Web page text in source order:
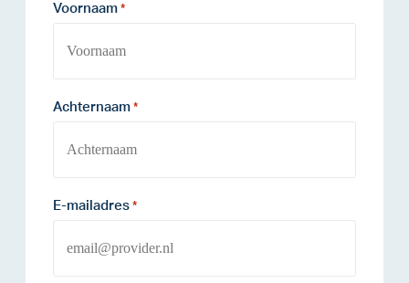
Voornaam *
Achternaam *
E-mailadres *